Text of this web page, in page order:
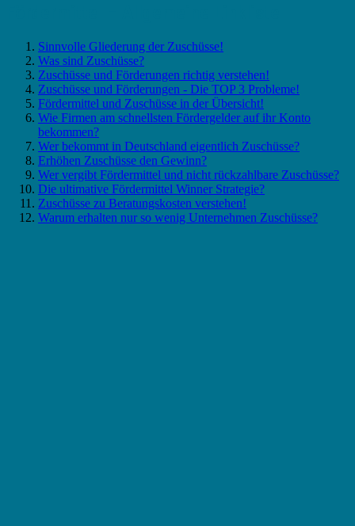
Sinnvolle Gliederung der Zuschüsse!
Was sind Zuschüsse?
Zuschüsse und Förderungen richtig verstehen!
Zuschüsse und Förderungen - Die TOP 3 Probleme!
Fördermittel und Zuschüsse in der Übersicht!
Wie Firmen am schnellsten Fördergelder auf ihr Konto
bekommen?
Wer bekommt in Deutschland eigentlich Zuschüsse?
Erhöhen Zuschüsse den Gewinn?
Wer vergibt Fördermittel und nicht rückzahlbare Zuschüsse?
Die ultimative Fördermittel Winner Strategie?
Zuschüsse zu Beratungskosten verstehen!
Warum erhalten nur so wenig Unternehmen Zuschüsse?